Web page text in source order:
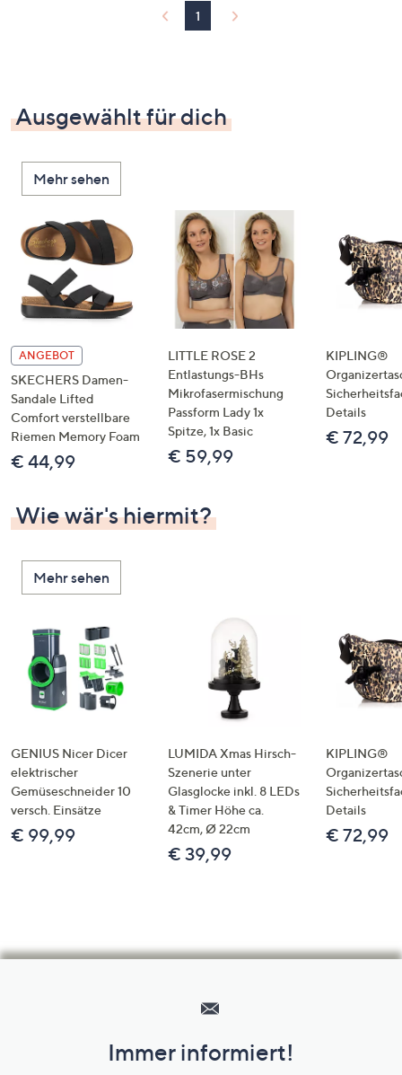
1
Ausgewählt für dich
Mehr sehen
ANGEBOT
SKECHERS Damen-
Sandale Lifted
Comfort verstellbare
Riemen Memory Foam
€ 44,99
LITTLE ROSE 2
Entlastungs-BHs
Mikrofasermischung
Passform Lady 1x
Spitze, 1x Basic
€ 59,99
KIPLING®
Details
€ 72,99
Wie wär's hiermit?
Mehr sehen
GENIUS Nicer Dicer
elektrischer
Gemüseschneider 10
versch. Einsätze
€ 99,99
LUMIDA Xmas Hirsch-
Szenerie unter
Glasglocke inkl. 8 LEDs
& Timer Höhe ca.
42cm, Ø 22cm
€ 39,99
KIPLING®
Details
€ 72,99
Unternehmensinformationen
Immer informiert!